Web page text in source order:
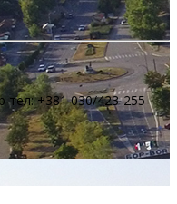
тел: +381 030/423-255